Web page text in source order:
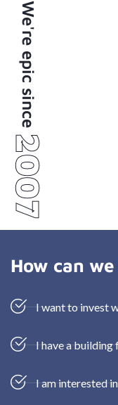
We're epic since
2007
How can
I want to invest
I have a building
I am interested